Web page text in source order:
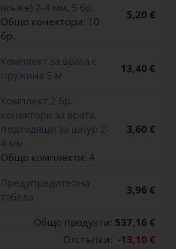
(въже) 2-4 мм, 5 бр.
Общо конектори: 10
бр.
5,20 €
Комплект за врата с
пружина 5 м
13,40 €
Комплект 2 бр.
конектори за врата,
подходящи за шнур 2-
4 мм
Общо комплекти: 4
3,60 €
Предупредителна
табела
3,96 €
Общо продукти: 537,16 €
Отстъпки: -13,10 €